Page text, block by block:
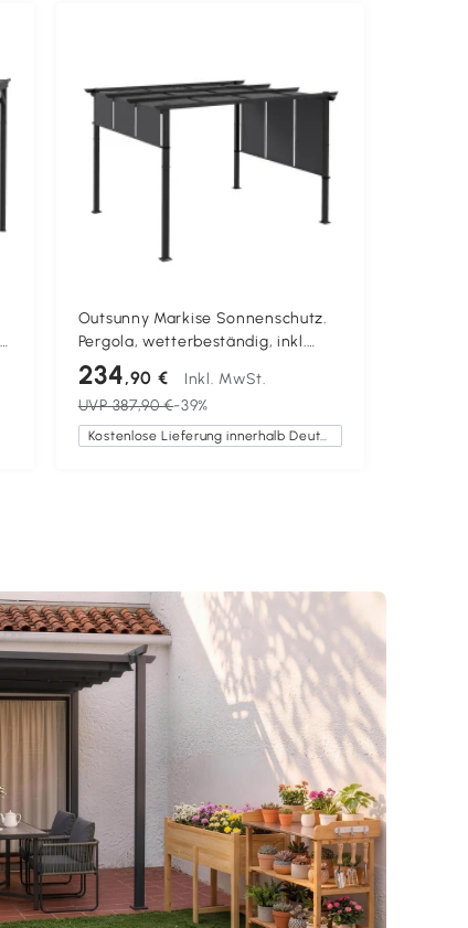
Outsunny Markise Sonnenschutz.
Pergola, wetterbeständig, inkl.
Befestigungsmaterial, 3 x 3,5 m,
Dunkelgrau
234,90 €
Inkl. MwSt.
UVP387,90 €-39%
Kostenlose Lieferung innerhalb Deutschlands